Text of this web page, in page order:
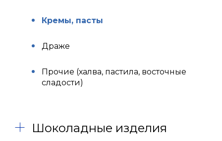
Кремы, пасты
Драже
Прочие (халва, пастила, восточные
сладости)
Шоколадные изделия